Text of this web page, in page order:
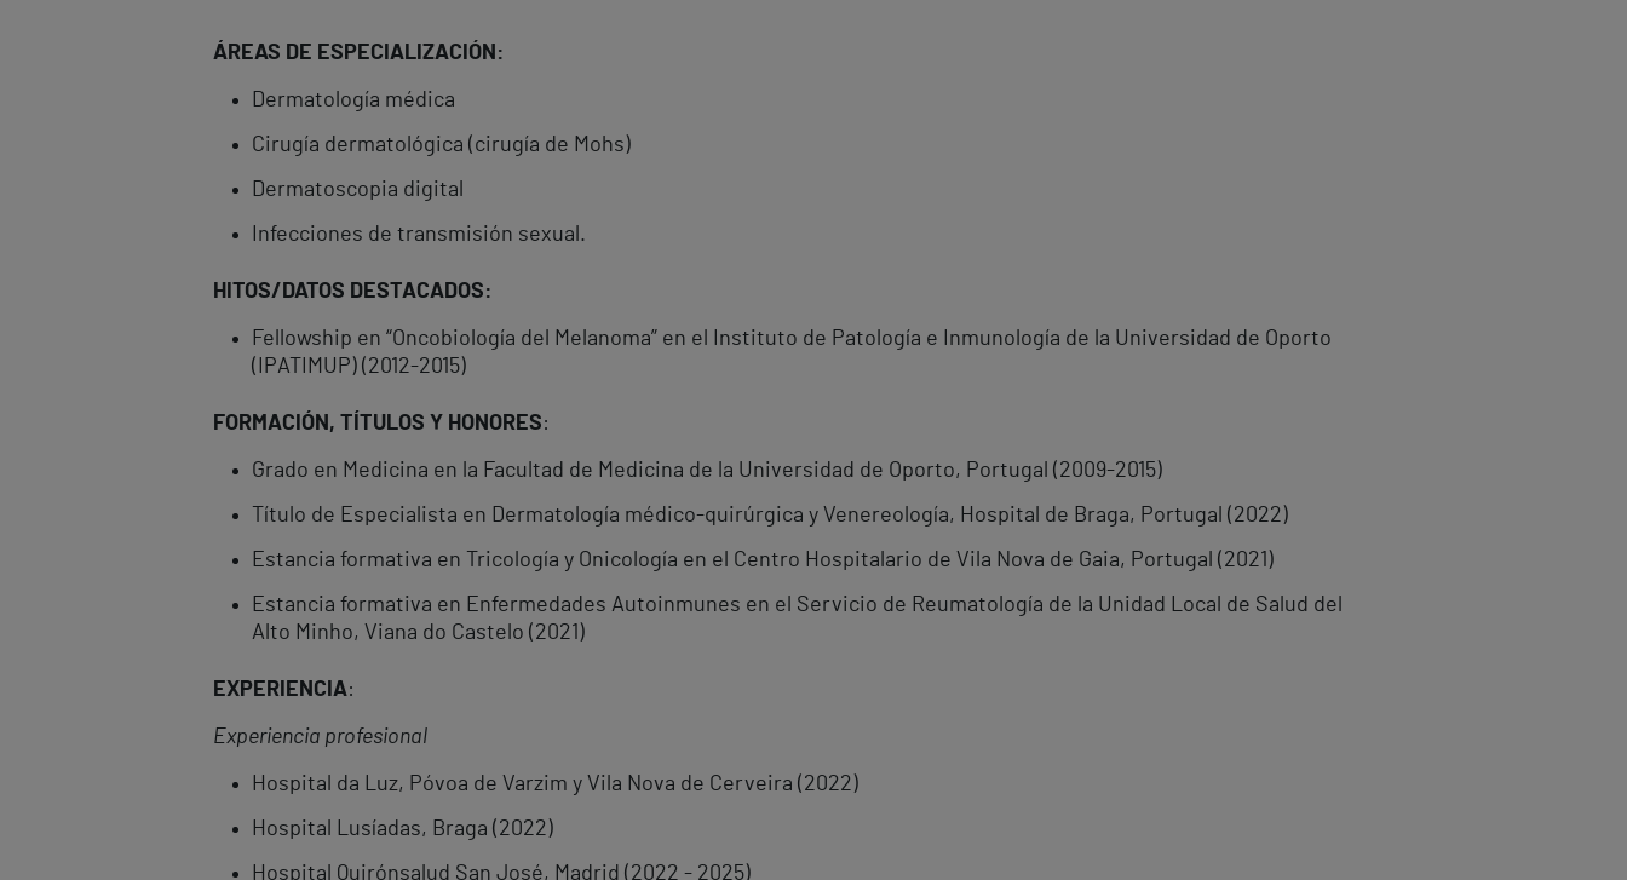
ÁREAS DE ESPECIALIZACIÓN:
Dermatología médica
Cirugía dermatológica (cirugía de Mohs)
Dermatoscopia digital
Infecciones de transmisión sexual.
HITOS/DATOS DESTACADOS:
Fellowship en “Oncobiología del Melanoma” en el Instituto de Patología e Inmunología de la Universidad de Oporto
(IPATIMUP) (2012-2015)
FORMACIÓN, TÍTULOS Y HONORES:
Grado en Medicina en la Facultad de Medicina de la Universidad de Oporto, Portugal (2009-2015)
Título de Especialista en Dermatología médico-quirúrgica y Venereología, Hospital de Braga, Portugal (2022)
Estancia formativa en Tricología y Onicología en el Centro Hospitalario de Vila Nova de Gaia, Portugal (2021)
Estancia formativa en Enfermedades Autoinmunes en el Servicio de Reumatología de la Unidad Local de Salud del
Alto Minho, Viana do Castelo (2021)
EXPERIENCIA:
Experiencia profesional
Hospital da Luz, Póvoa de Varzim y Vila Nova de Cerveira (2022)
Hospital Lusíadas, Braga (2022)
Hospital Quirónsalud San José, Madrid (2022 - 2025)